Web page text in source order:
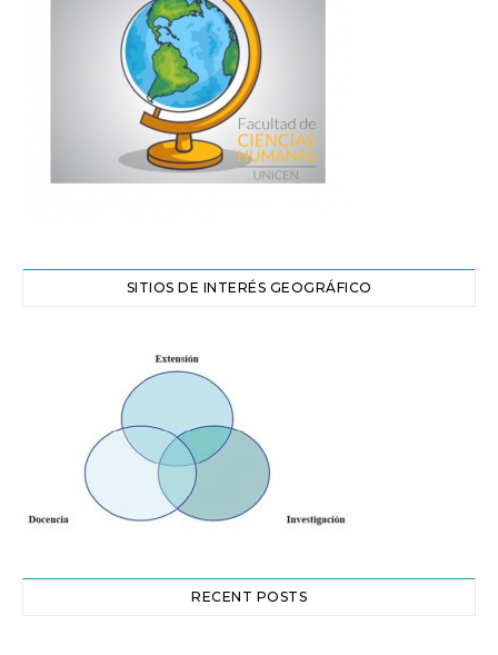
SITIOS DE INTERÉS GEOGRÁFICO
RECENT POSTS